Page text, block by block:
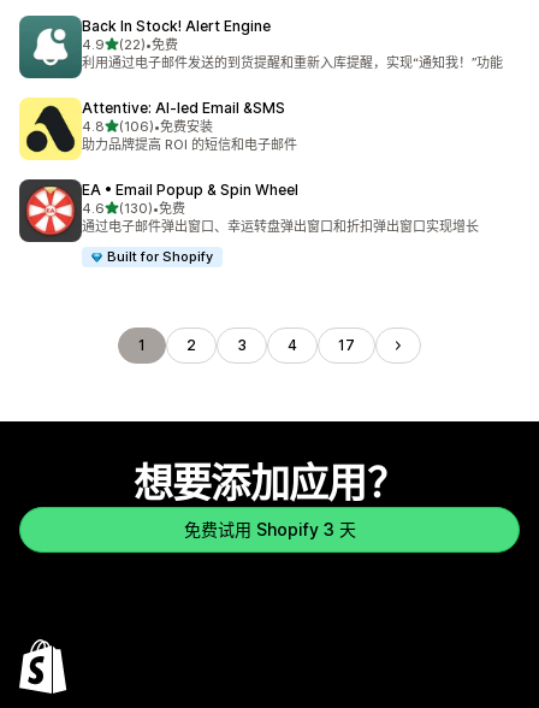
Back In Stock! Alert Engine
4.9星（满分 5 星）
(22)
总共 22 条评论
•免费
利用通过电子邮件发送的到货提醒和重新入库提醒，实现“通知我！”功能
Attentive: AI‑led Email &SMS
4.8星（满分 5 星）
(106)
总共 106 条评论
•免费安装
助力品牌提高 ROI 的短信和电子邮件
EA • Email Popup & Spin Wheel
4.6星（满分 5 星）
(130)
总共 130 条评论
•免费
通过电子邮件弹出窗口、幸运转盘弹出窗口和折扣弹出窗口实现增长
Built for Shopify
1 2 3 4 17
想要添加应用？
免费试用 Shopify 3 天